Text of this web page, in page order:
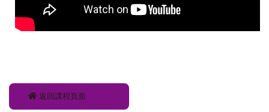
返回課程頁面